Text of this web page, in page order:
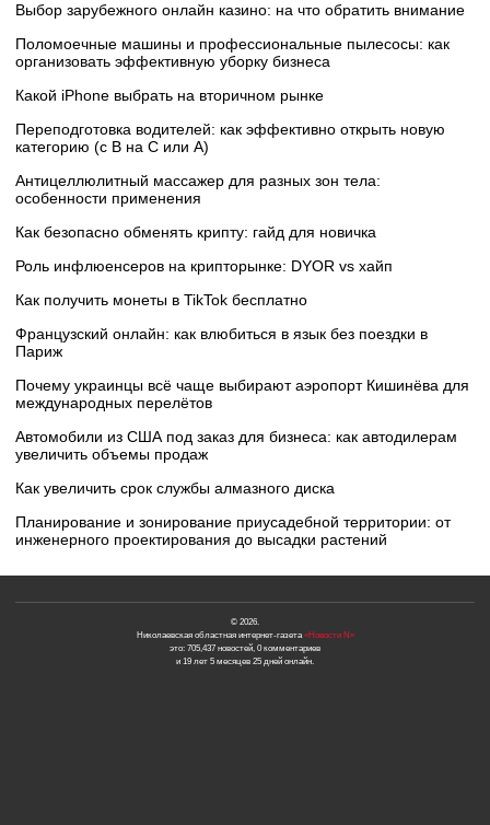
Выбор зарубежного онлайн казино: на что обратить внимание
Поломоечные машины и профессиональные пылесосы: как
организовать эффективную уборку бизнеса
Какой iPhone выбрать на вторичном рынке
Переподготовка водителей: как эффективно открыть новую
категорию (с B на C или А)
Антицеллюлитный массажер для разных зон тела:
особенности применения
Как безопасно обменять крипту: гайд для новичка
Роль инфлюенсеров на крипторынке: DYOR vs хайп
Как получить монеты в TikTok бесплатно
Французский онлайн: как влюбиться в язык без поездки в
Париж
Почему украинцы всё чаще выбирают аэропорт Кишинёва для
международных перелётов
Автомобили из США под заказ для бизнеса: как автодилерам
увеличить объемы продаж
Как увеличить срок службы алмазного диска
Планирование и зонирование приусадебной территории: от
инженерного проектирования до высадки растений
© 2026.
Николаевская областная интернет-газета«Новости N»
это: 705,437 новостей, 0 комментариев
и 19 лет 5 месяцев 25 дней онлайн.